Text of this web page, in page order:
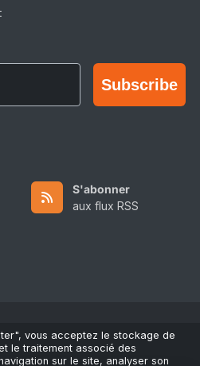
Subscribe
S'abonner
aux flux RSS
Reserved by ScaleFibre USA Inc..
vous acceptez le stockage de
le traitement associé des
sur le site, analyser son